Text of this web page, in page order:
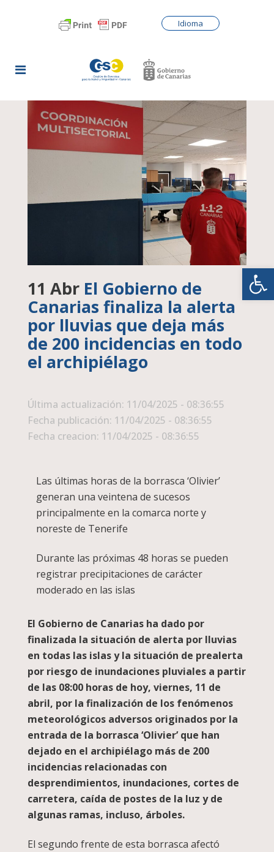
Idioma
11 AbrEl Gobierno de
Canarias finaliza la alerta
por lluvias que deja más
de 200 incidencias en todo
el archipiélago
Última actualización: 11/04/2025 - 08:36:55
Fecha publicación: 11/04/2025 - 08:36:55
Fecha creacion: 11/04/2025 - 08:36:55
Las últimas horas de la borrasca ‘Olivier’
generan una veintena de sucesos
principalmente en la comarca norte y
noreste de Tenerife
Durante las próximas 48 horas se pueden
registrar precipitaciones de carácter
moderado en las islas
El Gobierno de Canarias ha dado por
finalizada la situación de alerta por lluvias
en todas las islas y la situación de prealerta
por riesgo de inundaciones pluviales a partir
de las 08:00 horas de hoy, viernes, 11 de
abril, por la finalización de los fenómenos
meteorológicos adversos originados por la
entrada de la borrasca ‘Olivier’ que han
dejado en el archipiélago más de 200
incidencias relacionadas con
desprendimientos, inundaciones, cortes de
carretera, caída de postes de la luz y de
algunas ramas, incluso, árboles.
El segundo frente de esta borrasca afectó